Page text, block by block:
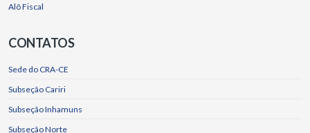
Alô Fiscal
CONTATOS
Sede do CRA-CE
Subseção Cariri
Subseção Inhamuns
Subseção Norte